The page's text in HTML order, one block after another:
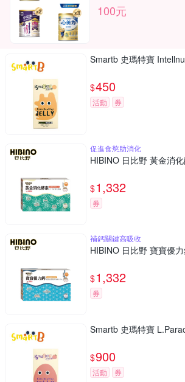
100元
Smartb 史瑪特寶
$450
活動 券
促進食慾助消化
HIBINO 日比野 黃金消
$1,332
券
補鈣關鍵高吸收
HIBINO 日比野 寶寶優
$1,332
券
Smartb 史瑪特寶
$900
活動 券